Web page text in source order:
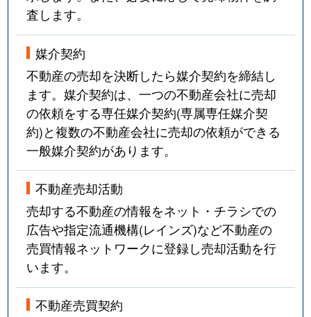
査します。
媒介契約
不動産の売却を決断したら媒介契約を締結し
ます。媒介契約は、一つの不動産会社に売却
の依頼をする専任媒介契約(専属専任媒介契
約)と複数の不動産会社に売却の依頼ができる
一般媒介契約があります。
不動産売却活動
売却する不動産の情報をネット・チラシでの
広告や指定流通機構(レインズ)など不動産の
売買情報ネットワークに登録し売却活動を行
います。
不動産売買契約